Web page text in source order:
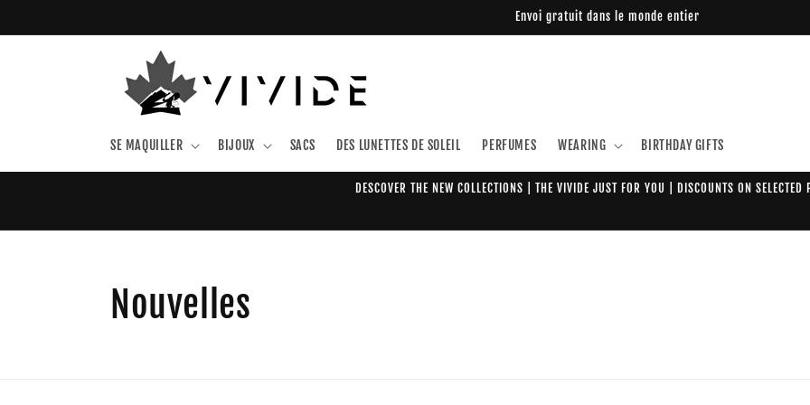
au
Envoi gratuit dans le monde entier
SE MAQUILLER BIJOUX SACS DES LUNETTES DE SOLEIL PERFUMES WEARING BIRTHDAY GIFTS
DESCOVER THE NEW COLLECTIONS | THE VIVIDE JUST FOR YOU | DISCOUNTS ON SELECTED
Nouvelles